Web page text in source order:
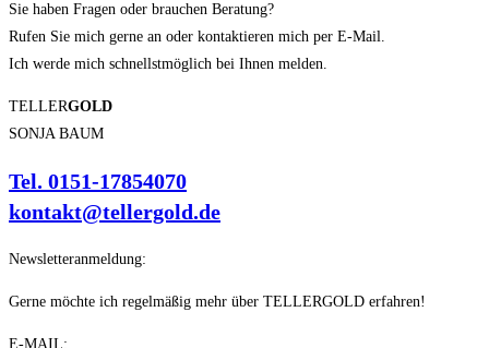
Sie haben Fragen oder brauchen Beratung?
Rufen Sie mich gerne an oder kontaktieren mich per E-Mail.
Ich werde mich schnellstmöglich bei Ihnen melden.
TELLERGOLD
SONJA BAUM
Tel. 0151-17854070
kontakt@tellergold.de
Newsletteranmeldung:
Gerne möchte ich regelmäßig mehr über TELLERGOLD erfahren!
E-MAIL: